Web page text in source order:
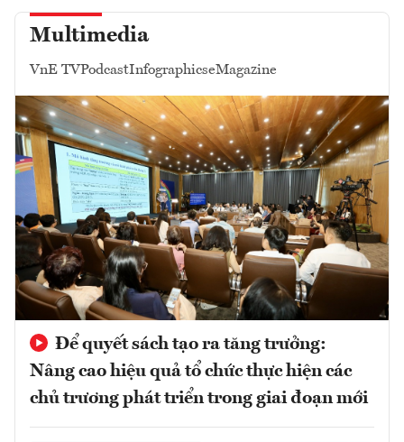
Multimedia
VnE TVPodcastInfographicseMagazine
Để quyết sách tạo ra tăng trưởng:
Nâng cao hiệu quả tổ chức thực hiện các
chủ trương phát triển trong giai đoạn mới